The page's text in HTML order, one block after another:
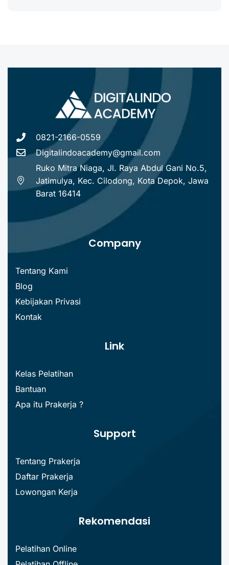
0821-2166-0559
Digitalindoacademy@gmail.com
Ruko Mitra Niaga, Jl. Raya Abdul Gani No.5,
Jatimulya, Kec. Cilodong, Kota Depok, Jawa
Barat 16414
Company
Tentang Kami
Blog
Kebijakan Privasi
Kontak
Link
Kelas Pelatihan
Bantuan
Apa itu Prakerja ?
Support
Tentang Prakerja
Daftar Prakerja
Lowongan Kerja
Rekomendasi
Pelatihan Online